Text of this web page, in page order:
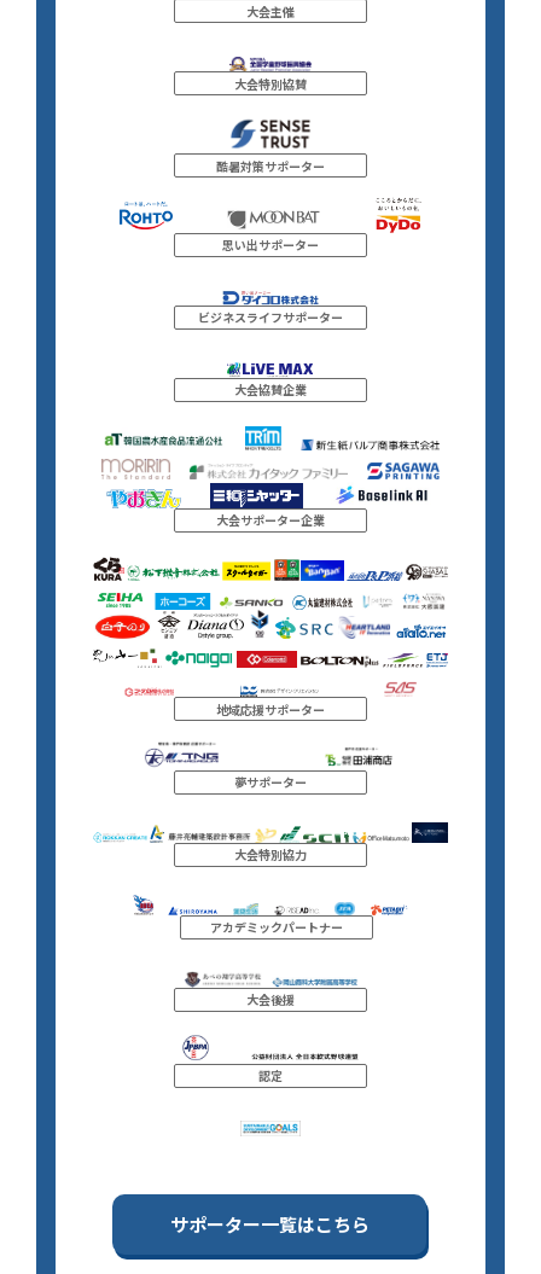
大会主催
大会特別協賛
酷暑対策サポーター
思い出サポーター
ビジネスライフサポーター
大会協賛企業
大会サポーター企業
地域応援サポーター
夢サポーター
大会特別協力
アカデミックパートナー
大会後援
認定
サポーター一覧はこちら